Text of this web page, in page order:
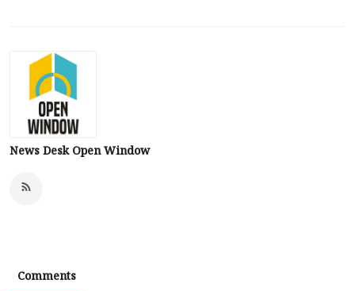
News Desk Open Window
Comments